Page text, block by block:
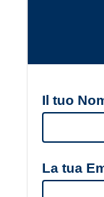
Il tuo
La tua